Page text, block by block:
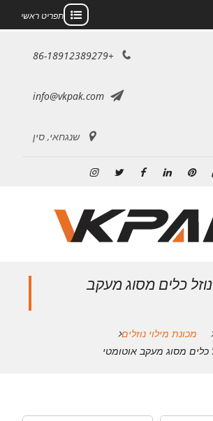
תפריט ראשי
+86-18912389279
info@vkpak.com
שנגחאי, סין
נוזל כלים מסוג מעקב
מכונת מילוי נוזלים
כלים מסוג מעקב אוטומטי